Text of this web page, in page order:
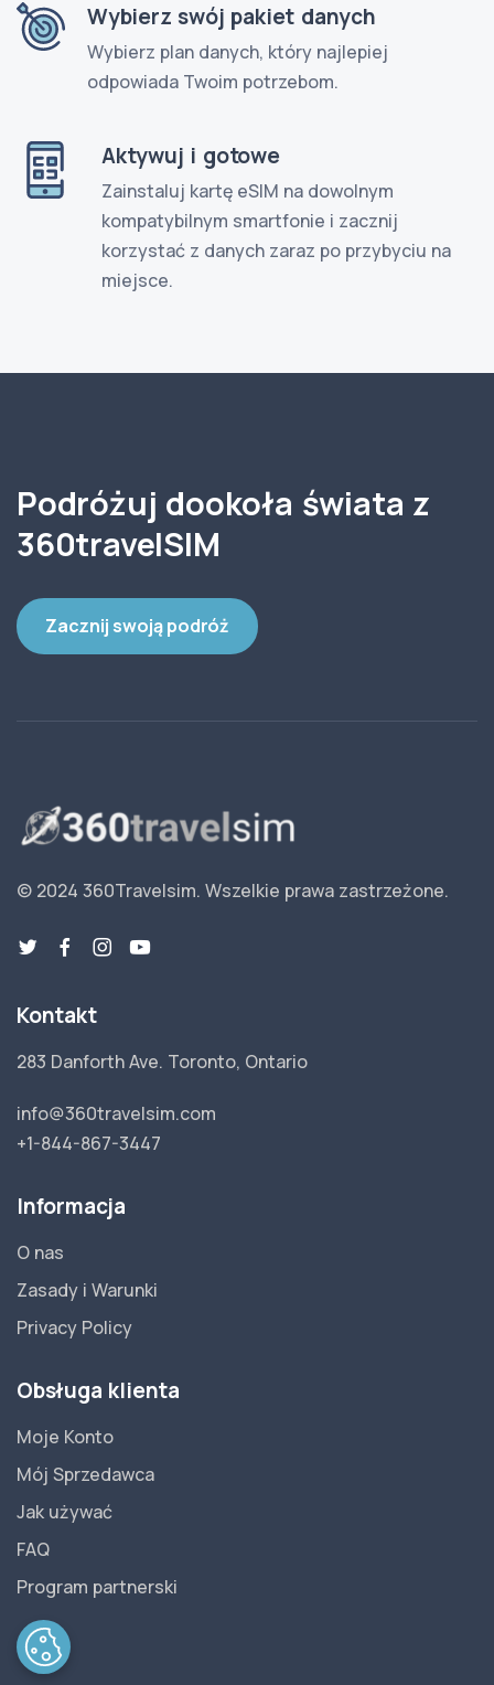
Wybierz swój pakiet danych
Wybierz plan danych, który najlepiej
odpowiada Twoim potrzebom.
Aktywuj i gotowe
Zainstaluj kartę eSIM na dowolnym
kompatybilnym smartfonie i zacznij
korzystać z danych zaraz po przybyciu na
miejsce.
Podróżuj dookoła świata z
360travelSIM
Zacznij swoją podróż
© 2024 360Travelsim. Wszelkie prawa zastrzeżone.
Kontakt
283 Danforth Ave. Toronto, Ontario
info@360travelsim.com
+1-844-867-3447
Informacja
O nas
Zasady i Warunki
Privacy Policy
Obsługa klienta
Moje Konto
Mój Sprzedawca
Jak używać
FAQ
Program partnerski